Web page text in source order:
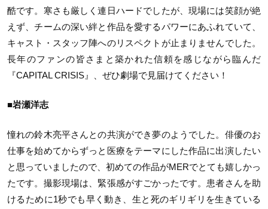
酷です。寒さも厳しく連日ハードでしたが、現場には笑顔が絶
えず、チームの深い絆と作品を愛するパワーにあふれていて、
キャスト・スタッフ陣へのリスペクトが止まりませんでした。
長年のファンの皆さまと築かれた信頼を感じながら臨んだ
『CAPITAL CRISIS』、ぜひ劇場で見届けてください！
■岩瀬洋志
憧れの鈴木亮平さんとの共演ができ夢のようでした。俳優のお
仕事を始めてからずっと医療をテーマにした作品に出演したい
と思っていましたので、初めての作品がMERでとても嬉しかっ
たです。撮影現場は、緊張感がすごかったです。患者さんを助
けるために1秒でも早く動き、生と死のギリギリを生きている